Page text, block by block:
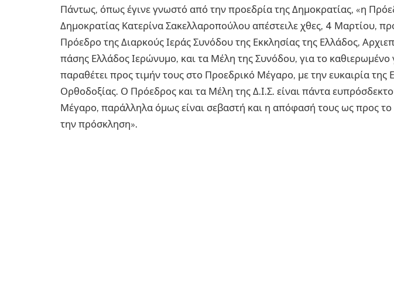
Πάντως, όπως έγινε γνωστό από την προεδρία της Δημοκρατίας, «η
Δημοκρατίας Κατερίνα Σακελλαροπούλου απέστειλε χθες, 4 Μαρτίου,
Πρόεδρο της Διαρκούς Ιεράς Συνόδου της Εκκλησίας της Ελλάδος,
πάσης Ελλάδος Ιερώνυμο, και τα Μέλη της Συνόδου, για το
παραθέτει προς τιμήν τους στο Προεδρικό Μέγαρο, με την ευκαιρία της
Ορθοδοξίας. Ο Πρόεδρος και τα Μέλη της Δ.Ι.Σ. είναι πάντα
Μέγαρο, παράλληλα όμως είναι σεβαστή και η απόφασή τους ως προς
την πρόσκληση».